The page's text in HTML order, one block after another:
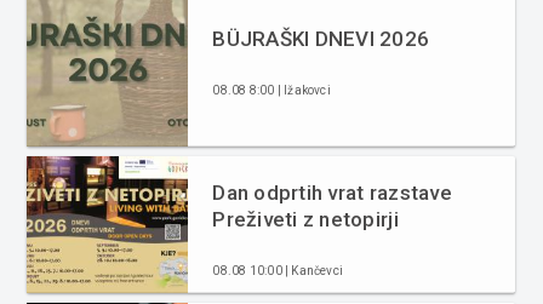
BÜJRAŠKI DNEVI 2026
08.08 8:00 | Ižakovci
Dan odprtih vrat razstave
Preživeti z netopirji
08.08 10:00 | Kančevci